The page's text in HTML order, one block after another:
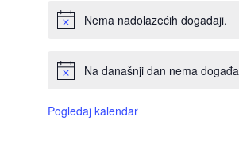
Nema nadolazećih događaji.
Na današnji dan nema
Pogledaj kalendar